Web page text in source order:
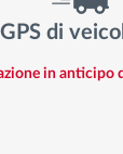
GPS di
in anticipo